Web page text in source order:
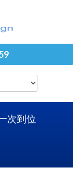
次到位